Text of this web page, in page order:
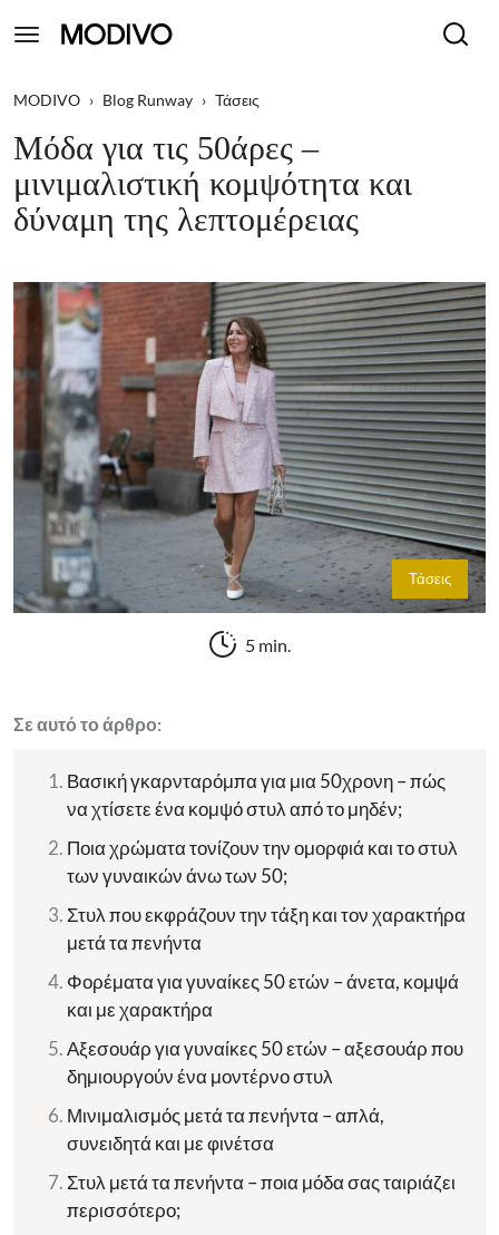
MODIVO › Blog Runway › Τάσεις
Μόδα για τις 50άρες –
μινιμαλιστική κομψότητα και
δύναμη της λεπτομέρειας
Τάσεις
5 min.
Σε αυτό το άρθρο:
Βασική γκαρνταρόμπα για μια 50χρονη – πώς
να χτίσετε ένα κομψό στυλ από το μηδέν;
Ποια χρώματα τονίζουν την ομορφιά και το στυλ
των γυναικών άνω των 50;
Στυλ που εκφράζουν την τάξη και τον χαρακτήρα
μετά τα πενήντα
Φορέματα για γυναίκες 50 ετών – άνετα, κομψά
και με χαρακτήρα
Αξεσουάρ για γυναίκες 50 ετών – αξεσουάρ που
δημιουργούν ένα μοντέρνο στυλ
Μινιμαλισμός μετά τα πενήντα – απλά,
συνειδητά και με φινέτσα
Στυλ μετά τα πενήντα – ποια μόδα σας ταιριάζει
περισσότερο;